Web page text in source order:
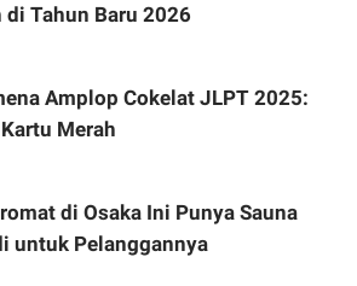
Tahun Baru 2026
Amplop Cokelat JLPT 2025:
Merah
di Osaka Ini Punya Sauna
untuk Pelanggannya